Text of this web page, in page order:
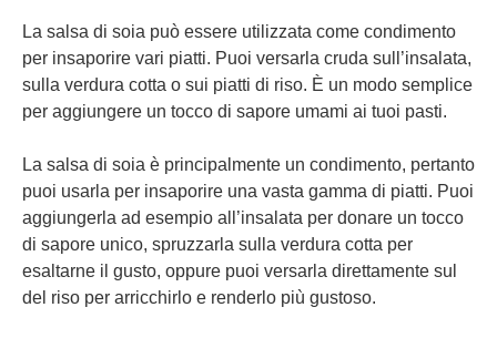
La salsa di soia può essere utilizzata come condimento
per insaporire vari piatti. Puoi versarla cruda sull’insalata,
sulla verdura cotta o sui piatti di riso. È un modo semplice
per aggiungere un tocco di sapore umami ai tuoi pasti.
La salsa di soia è principalmente un condimento, pertanto
puoi usarla per insaporire una vasta gamma di piatti. Puoi
aggiungerla ad esempio all’insalata per donare un tocco
di sapore unico, spruzzarla sulla verdura cotta per
esaltarne il gusto, oppure puoi versarla direttamente sul
del riso per arricchirlo e renderlo più gustoso.